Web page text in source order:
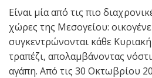
Είναι μία από τις πιο
χώρες της Μεσογείου:
συγκεντρώνονται κάθε
τραπέζι, απολαμβάνοντας
αγάπη. Από τις 30 Οκτωβρίου